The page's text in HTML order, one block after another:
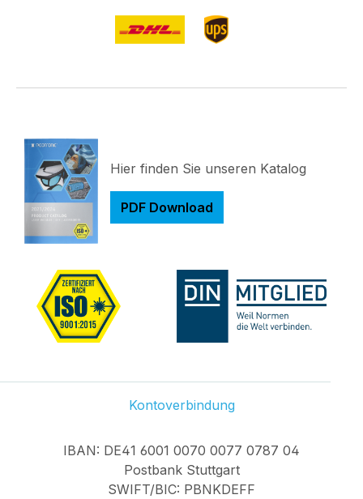
Hier finden Sie unseren Katalog
PDF Download
Kontoverbindung
IBAN: DE41 6001 0070 0077 0787 04
Postbank Stuttgart
SWIFT/BIC: PBNKDEFF